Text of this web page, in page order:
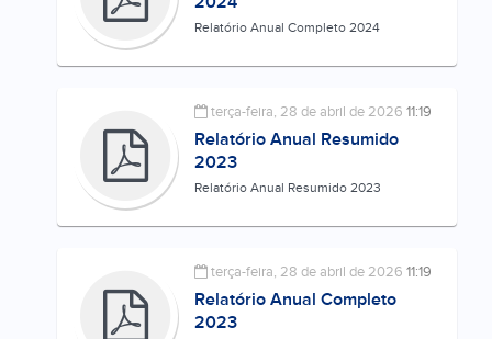
Relatório Anual Completo 2024
terça-feira, 28 de abril de 202611:19
Relatório Anual Resumido
2023
Relatório Anual Resumido 2023
terça-feira, 28 de abril de 202611:19
Relatório Anual Completo
2023